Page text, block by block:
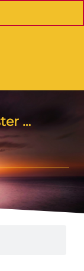
…